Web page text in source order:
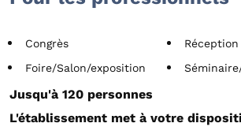
Congrès
Réception
Foire/Salon/exposition
Jusqu'à 120 personnes
L'établissement met à votre